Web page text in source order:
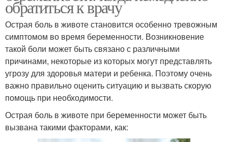
обратиться к врачу
Острая боль в животе становится особенно тревожным
симптомом во время беременности. Возникновение
такой боли может быть связано с различными
причинами, некоторые из которых могут представлять
угрозу для здоровья матери и ребенка. Поэтому очень
важно правильно оценить ситуацию и вызвать скорую
помощь при необходимости.
Острая боль в животе при беременности может быть
вызвана такими факторами, как: